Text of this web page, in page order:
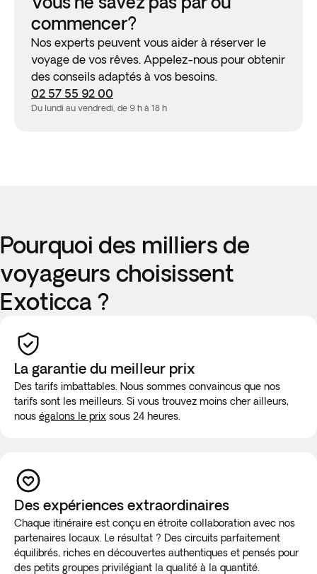
commencer?
Nos experts peuvent vous aider à réserver le
voyage de vos rêves. Appelez-nous pour obtenir
des conseils adaptés à vos besoins.
02 57 55 92 00
Du lundi au vendredi, de 9 h à 18 h
Pourquoi des milliers de
voyageurs choisissent
Exoticca ?
La garantie du meilleur prix
Des tarifs imbattables. Nous sommes convaincus que nos
tarifs sont les meilleurs. Si vous trouvez moins cher ailleurs,
nous égalons le prix sous 24 heures.
Des expériences extraordinaires
Chaque itinéraire est conçu en étroite collaboration avec nos
partenaires locaux. Le résultat ? Des circuits parfaitement
équilibrés, riches en découvertes authentiques et pensés pour
des petits groupes privilégiant la qualité à la quantité.